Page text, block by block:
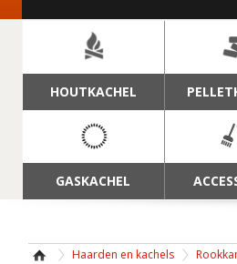
NAVIGATIE
HOUTKACHEL
GASKACHEL
Haarden en kachels